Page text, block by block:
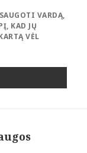
VARDĄ,
KAD JŲ
VĖL